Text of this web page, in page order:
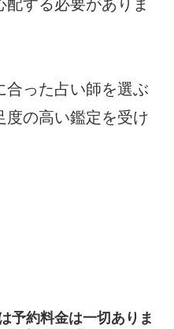
する必要がありま
合った占い師を選ぶ
度の高い鑑定を受け
予約料金は一切ありま